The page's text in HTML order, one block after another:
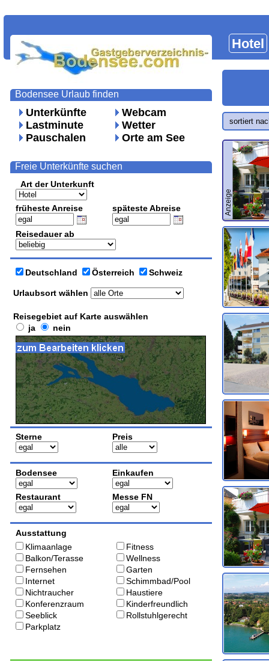
Unterkünfte
Lastminute
Pauschalen
Webcam
Wetter
Orte am See
Bodensee Urlaub finden
Art der Unterkunft
früheste Anreise späteste Abreise
Reisedauer ab
Urlaubsort wählen
Deutschland Österreich Schweiz
Reisegebiet auf Karte auswählen
ja
nein
Sterne Preis
Bodensee Einkaufen
Restaurant Messe FN
Ausstattung
Klimaanlage
Balkon/Terasse
Fernsehen
Internet
Nichtraucher
Konferenzraum
Seeblick
Parkplatz
Fitness
Wellness
Garten
Schimmbad/Pool
Haustiere
Kinderfreundlich
Rollstuhlgerecht
Freie Unterkünfte suchen
Hotel
sortiert
Anzeige